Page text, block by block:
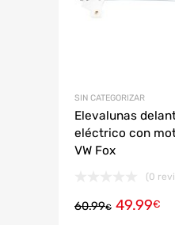
SIN CATEGORIZAR
Elevalunas
eléctrico con
VW Fox
(0
60.99€ 49.99€